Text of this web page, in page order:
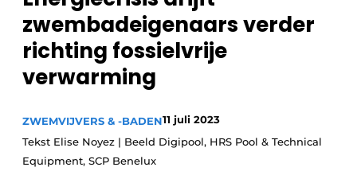
Privacy / Cookie statement
Vacature aanmelden
Video’s
zwembadeigenaars verder
richting fossielvrije
verwarming
ZWEMVIJVERS & -BADEN11 juli 2023
Tekst Elise Noyez | Beeld Digipool, HRS Pool & Technical
Equipment, SCP Benelux